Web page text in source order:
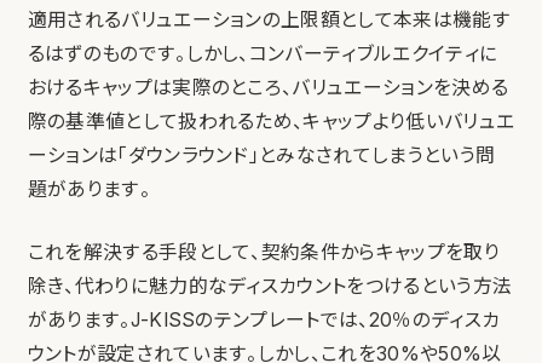
適用されるバリュエーションの上限額として本来は機能す
るはずのものです。しかし、コンバーティブルエクイティに
おけるキャップは実際のところ、バリュエーションを決める
際の基準値として扱われるため、キャップより低いバリュエ
ーションは「ダウンラウンド」とみなされてしまうという問
題があります。
これを解決する手段として、契約条件からキャップを取り
除き、代わりに魅力的なディスカウントをつけるという方法
があります。J-KISSのテンプレートでは、20％のディスカ
ウントが設定されています。しかし、これを30%や50%以